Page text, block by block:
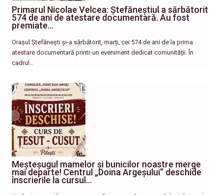
Primarul Nicolae Velcea: Ștefăneștiul a sărbătorit
574 de ani de atestare documentară. Au fost
premiate…
Orașul Ștefănești și-a sărbătorit, marți, cei 574 de ani de la prima
atestare documentară printr-un eveniment dedicat comunității. În
cadrul…
Meșteșugul mamelor și bunicilor noastre merge
mai departe! Centrul „Doina Argeșului” deschide
înscrierile la cursul…